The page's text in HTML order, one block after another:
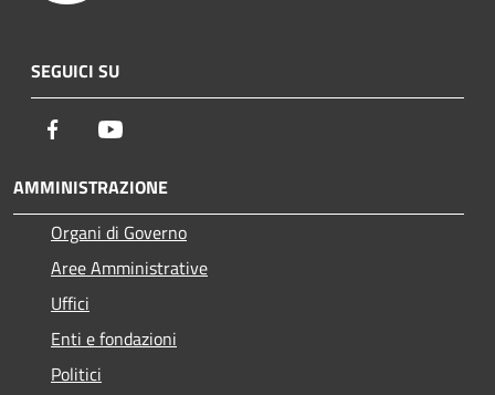
SEGUICI SU
Facebook
AMMINISTRAZIONE
Organi di Governo
Aree Amministrative
Uffici
Enti e fondazioni
Politici